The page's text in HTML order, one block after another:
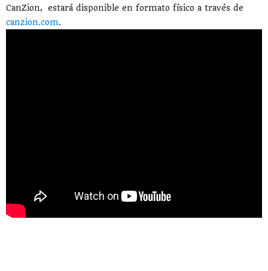
CanZion, estará disponible en formato físico a través de
canzion.com.